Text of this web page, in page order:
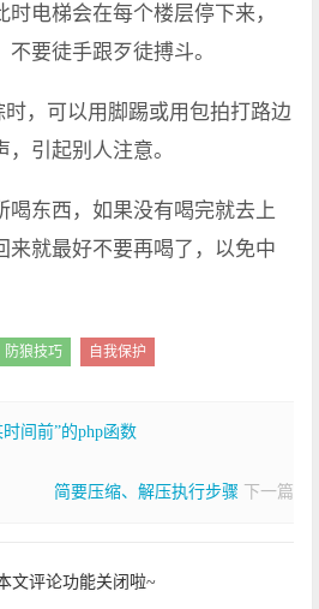
电梯会在每个楼层停下来，
不要徒手跟歹徒搏斗。
，可以用脚踢或用包拍打路边
引起别人注意。
喝东西，如果没有喝完就去上
来就最好不要再喝了，以免中
防狼技巧 自我保护
间前”的php函数
简要压缩、解压执行步骤 下一篇
文评论功能关闭啦~